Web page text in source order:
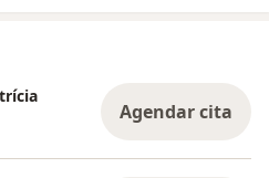
Agendar cita